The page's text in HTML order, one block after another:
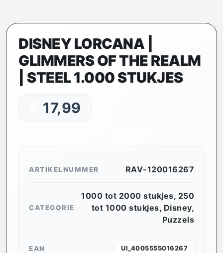
DISNEY LORCANA |
GLIMMERS OF THE REALM
| STEEL 1.000 STUKJES
17,99
ARTIKELNUMMER RAV-120016267
CATEGORIE
1000 tot 2000 stukjes, 250
tot 1000 stukjes, Disney,
Puzzels
EAN UI_4005555016267